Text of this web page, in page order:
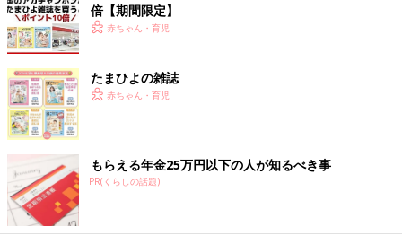
倍【期間限定】
赤ちゃん・育児
たまひよの雑誌
赤ちゃん・育児
もらえる年金25万円以下の人が知るべき事
PR(くらしの話題)